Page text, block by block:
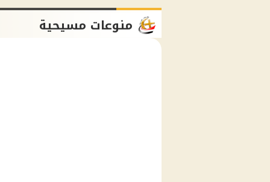
منوعات مسيحية